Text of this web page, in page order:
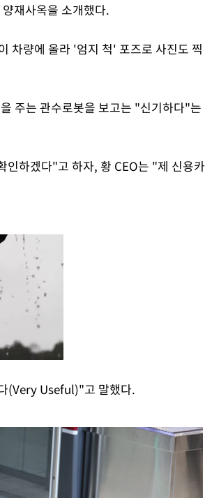
재사옥을 소개했다.
차량에 올라 '엄지 척' 포즈로 사진도 찍
주는 관수로봇을 보고는 "신기하다"는
인하겠다"고 하자, 황 CEO는 "제 신용카
(Very Useful)"고 말했다.